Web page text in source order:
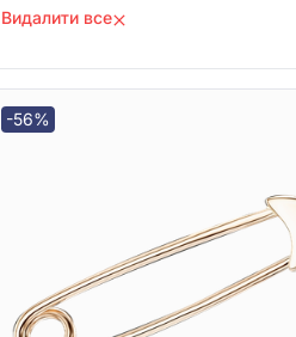
Видалити все
-56%